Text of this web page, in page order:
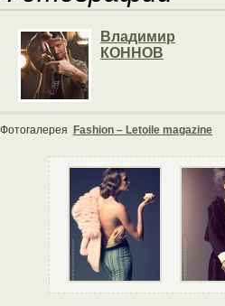
Владимир
КОННОВ
Фотогалерея Fashion – Letoile magazine